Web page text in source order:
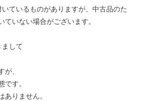
ているものがありますが、中古品のた
ていない場合がございます。
して
、
す。
りません。